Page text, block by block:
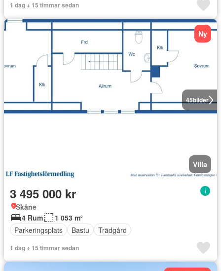
1 dag + 15 timmar sedan
45bilder
Ny
Villa
3 495 000 kr
Skåne
4 Rum
1 053 m²
Parkeringsplats
Bastu Trädgård
1 dag + 15 timmar sedan